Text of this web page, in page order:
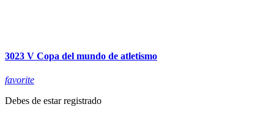
3023 V Copa del mundo de atletismo
favorite
Debes de estar registrado